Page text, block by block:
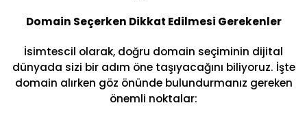
Domain Seçerken Dikkat Edilmesi Gerekenler
İsimtescil olarak, doğru domain seçiminin dijital
dünyada sizi bir adım öne taşıyacağını biliyoruz. İşte
domain alırken göz önünde bulundurmanız gereken
önemli noktalar: